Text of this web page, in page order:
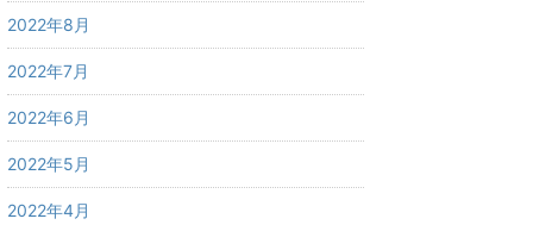
2022年8月
2022年7月
2022年6月
2022年5月
2022年4月